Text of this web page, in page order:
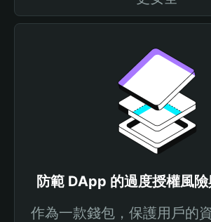
防範 DApp 的過度授權風
作為一款錢包，保護用戶的